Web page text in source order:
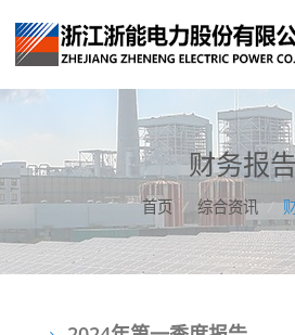
财务报
首页 / 综合资讯 /